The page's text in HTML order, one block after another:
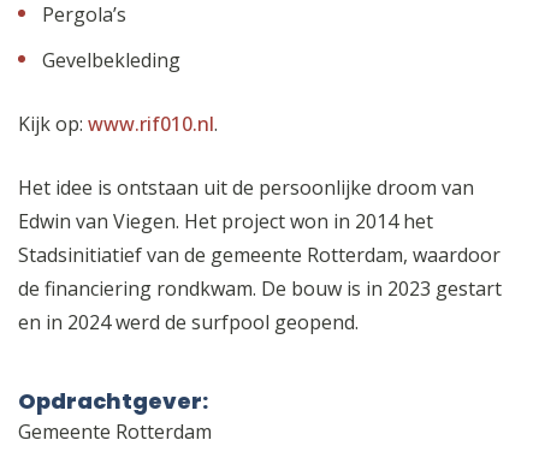
Pergola’s
Gevelbekleding
Kijk op: www.rif010.nl.
Het idee is ontstaan uit de persoonlijke droom van
Edwin van Viegen. Het project won in 2014 het
Stadsinitiatief van de gemeente Rotterdam, waardoor
de financiering rondkwam. De bouw is in 2023 gestart
en in 2024 werd de surfpool geopend.
Opdrachtgever:
Gemeente Rotterdam